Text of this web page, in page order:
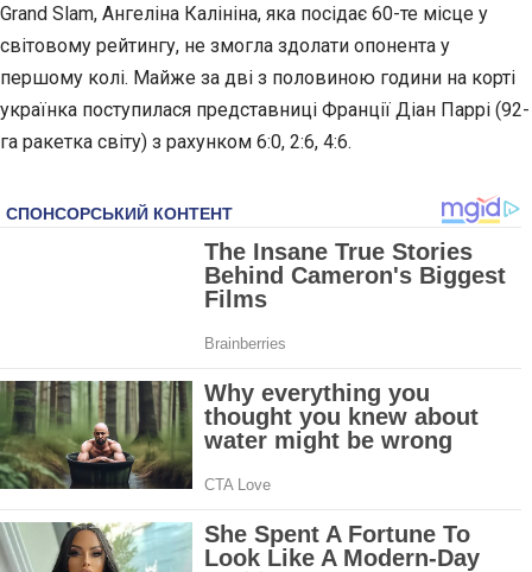
Grand Slam, Ангеліна Калініна, яка посідає 60-те місце у
світовому рейтингу, не змогла здолати опонента у
першому колі. Майже за дві з половиною години на корті
українка поступилася представниці Франції Діан Паррі (92-
га ракетка світу) з рахунком 6:0, 2:6, 4:6.